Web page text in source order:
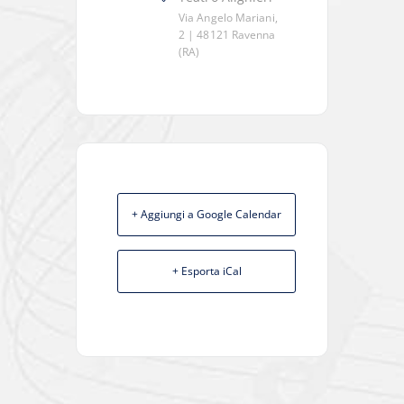
Via Angelo Mariani,
2 | 48121 Ravenna
(RA)
+ Aggiungi a Google Calendar
+ Esporta iCal